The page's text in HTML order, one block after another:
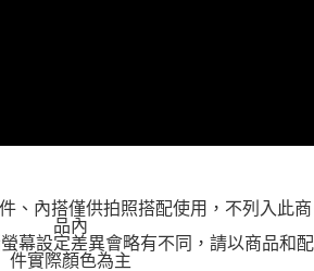
、內搭僅供拍照搭配使用，不列入此商
品內
幕設定差異會略有不同，請以商品和配
件實際顏色為主